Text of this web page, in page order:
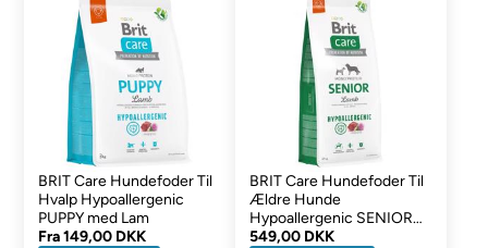
BRIT Care Hundefoder Til
Hvalp Hypoallergenic
PUPPY med Lam
Fra149,00 DKK
BRIT Care Hundefoder Til
Ældre Hunde
Hypoallergenic SENIOR
med Lam 12 kg.
549,00 DKK